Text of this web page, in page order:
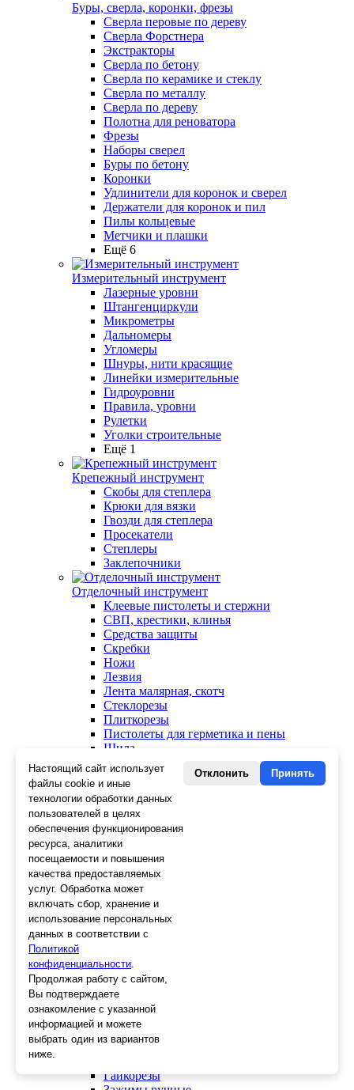
Буры, сверла, коронки, фрезы
Сверла перовые по дереву
Сверла Форстнера
Экстракторы
Сверла по бетону
Сверла по керамике и стеклу
Сверла по металлу
Сверла по дереву
Полотна для реноватора
Фрезы
Наборы сверел
Буры по бетону
Коронки
Удлинители для коронок и сверел
Держатели для коронок и пил
Пилы кольцевые
Метчики и плашки
Ещё 6
Измерительный инструмент
Лазерные уровни
Штангенциркули
Микрометры
Дальномеры
Угломеры
Шнуры, нити красящие
Линейки измерительные
Гидроуровни
Правила, уровни
Рулетки
Уголки строительные
Ещё 1
Крепежный инструмент
Скобы для степлера
Крюки для вязки
Гвозди для степлера
Просекатели
Степлеры
Заклепочники
Отделочный инструмент
Клеевые пистолеты и стержни
СВП, крестики, клинья
Средства защиты
Скребки
Ножи
Лезвия
Лента малярная, скотч
Стеклорезы
Плиткорезы
Пистолеты для герметика и пены
Шила
Ещё 2
Слесарный инструмент
Болторезы
Длинногубцы
Круглогубцы
Тонкогубцы, утконосы
Бокорезы
Кувалды
Молотки
Головки
Зенкера, бородки, кернеры
Патроны, переходники
Ножницы электрика
Стопорные кольца
Съемники стопорных колец
Пинцеты
Клещи для изоляции
Гайкорезы
Настоящий сайт использует
файлы cookie и иные
технологии обработки данных
пользователей в целях
обеспечения функционирования
ресурса, аналитики
посещаемости и повышения
качества предоставляемых
услуг. Обработка может
включать сбор, хранение и
использование персональных
данных в соответствии с
Политикой
конфиденциальности.
Продолжая работу с сайтом,
Вы подтверждаете
ознакомление с указанной
информацией и можете
выбрать один из вариантов
ниже.
Отклонить Принять